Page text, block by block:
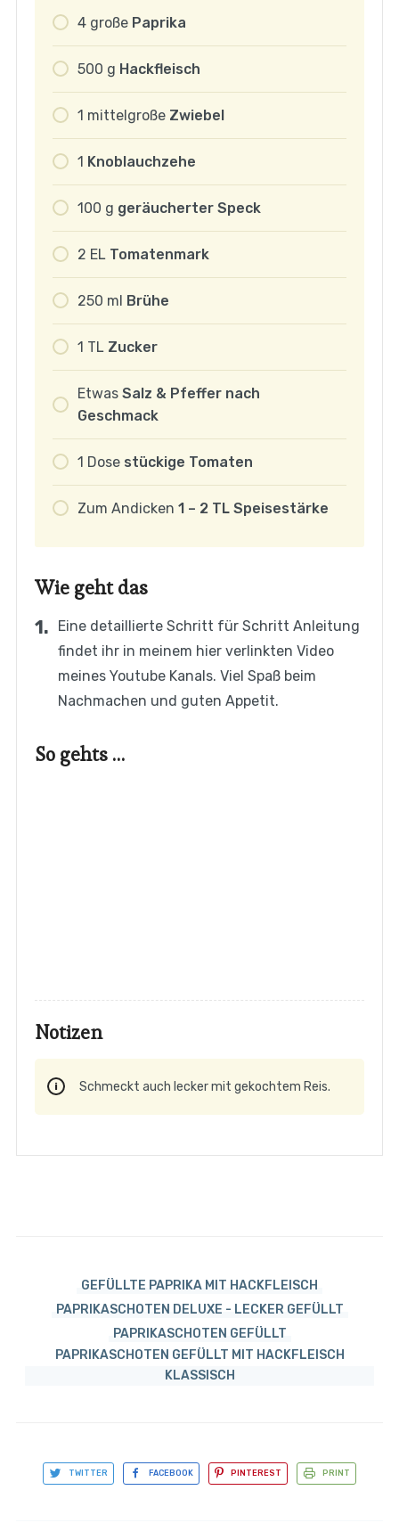
4 große Paprika
500 g Hackfleisch
1 mittelgroße Zwiebel
1 Knoblauchzehe
100 g geräucherter Speck
2 EL Tomatenmark
250 ml Brühe
1 TL Zucker
Etwas Salz & Pfeffer nach
Geschmack
1 Dose stückige Tomaten
Zum Andicken 1 – 2 TL Speisestärke
Wie geht das
Eine detaillierte Schritt für Schritt Anleitung
findet ihr in meinem hier verlinkten Video
meines Youtube Kanals. Viel Spaß beim
Nachmachen und guten Appetit.
So gehts …
Notizen
Schmeckt auch lecker mit gekochtem Reis.
GEFÜLLTE PAPRIKA MIT HACKFLEISCH
PAPRIKASCHOTEN DELUXE - LECKER GEFÜLLT
PAPRIKASCHOTEN GEFÜLLT
PAPRIKASCHOTEN GEFÜLLT MIT HACKFLEISCH
KLASSISCH
TWITTER FACEBOOK PINTEREST PRINT